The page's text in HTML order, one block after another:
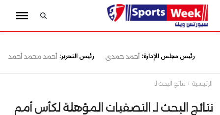
رئيس مجلس الإدارة: أحمد حمدى رئيس التحرير: أحمد محمد أحمد
الرئيسية نتائج البحث لـ
نتائج البحث لـ التصفيات المؤهلة لكأس أمم